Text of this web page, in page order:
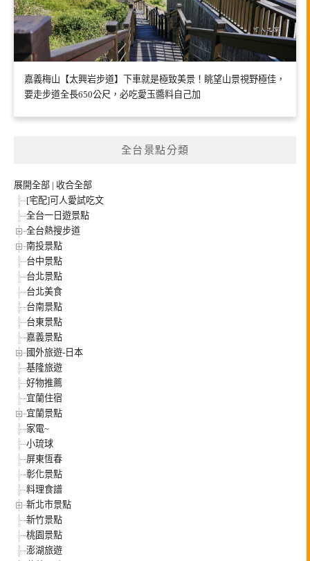
嘉義梅山【太興岩步道】下車就是極致美景！眺望山景視野極佳，
要走步道全長650公尺，必吃愛玉醬料自己加
全台景點分類
展開全部 | 收合全部
[宅配]可人愛試吃文
全台一日遊景點
全台熱搜步道
南投景點
台中景點
台北景點
台北美食
台南景點
台東景點
嘉義景點
國外旅遊-日本
基隆旅遊
好物推薦
宜蘭住宿
宜蘭景點
家電~
小琉球
屏東恆春
彰化景點
料理食譜
新北市景點
新竹景點
桃園景點
澎湖旅遊